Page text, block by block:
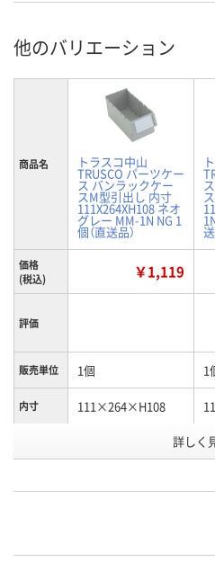
他のバリエーション
商品名 トラスコ中山
TRUSCO パーツケー
ス バンラックケー
スM型引出し 内寸
111X264XH108 ネオ
グレー MM-1N NG 1
個（直送品）
価格
(税込)
￥1,119
評価
販売単位 1個 1
内寸 111×264×H108
号
お届け日 8月12日（水） 8
詳しく